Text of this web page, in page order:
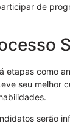
de
etapas como
seu melhor
serão